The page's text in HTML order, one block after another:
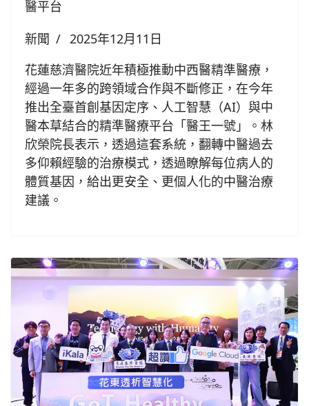
醫平台
新聞
2025年12月11日
花蓮慈濟醫院近年積極推動中西醫精準醫療，
經過一年多的跨領域合作與不斷修正，在今年
推出全臺首創基因定序、人工智慧（AI）與中
醫本草結合的精準醫療平台「醫王一號」。林
欣榮院長表示，透過這套系統，翻轉中醫過去
多仰賴經驗的治療模式，透過瞭解每位病人的
體質基因，給出更安全、更個人化的中醫治療
建議。